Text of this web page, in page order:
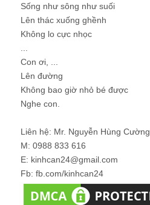
Sống như sông như suối
Lên thác xuống ghềnh
Không lo cực nhọc
Con ơi, ...
Lên đường
Không bao giờ nhỏ bé được
Nghe con.
Liên hệ: Mr. Nguyễn Hùng Cường
M: 0988 833 616
E: kinhcan24@gmail.com
Fb: fb.com/kinhcan24